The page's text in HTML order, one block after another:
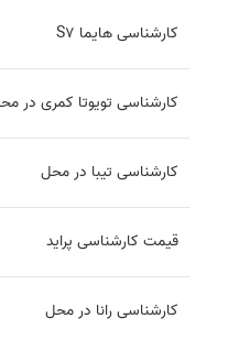
کارشناسی هایما S7
کارشناسی تویوتا کمری در
کارشناسی تیبا در محل
قیمت کارشناسی پراید
کارشناسی رانا در محل